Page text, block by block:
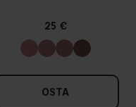
25 €
OSTA